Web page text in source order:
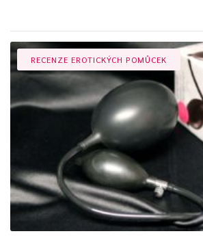
RECENZE EROTICKÝCH POMŮCEK